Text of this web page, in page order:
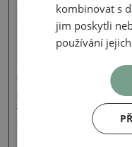
Misky plynová pec 1240 °C
Keramická bonsai
x 17 x 7 cm, barva
1505-M26-845
kombinovat s
jim poskytli
používání